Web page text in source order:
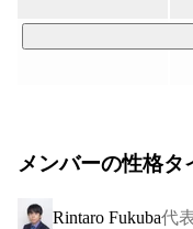
エンジニアを志す人は
発事業だけやれば良い
メンバーの性格タ
Rintaro Fukuba代